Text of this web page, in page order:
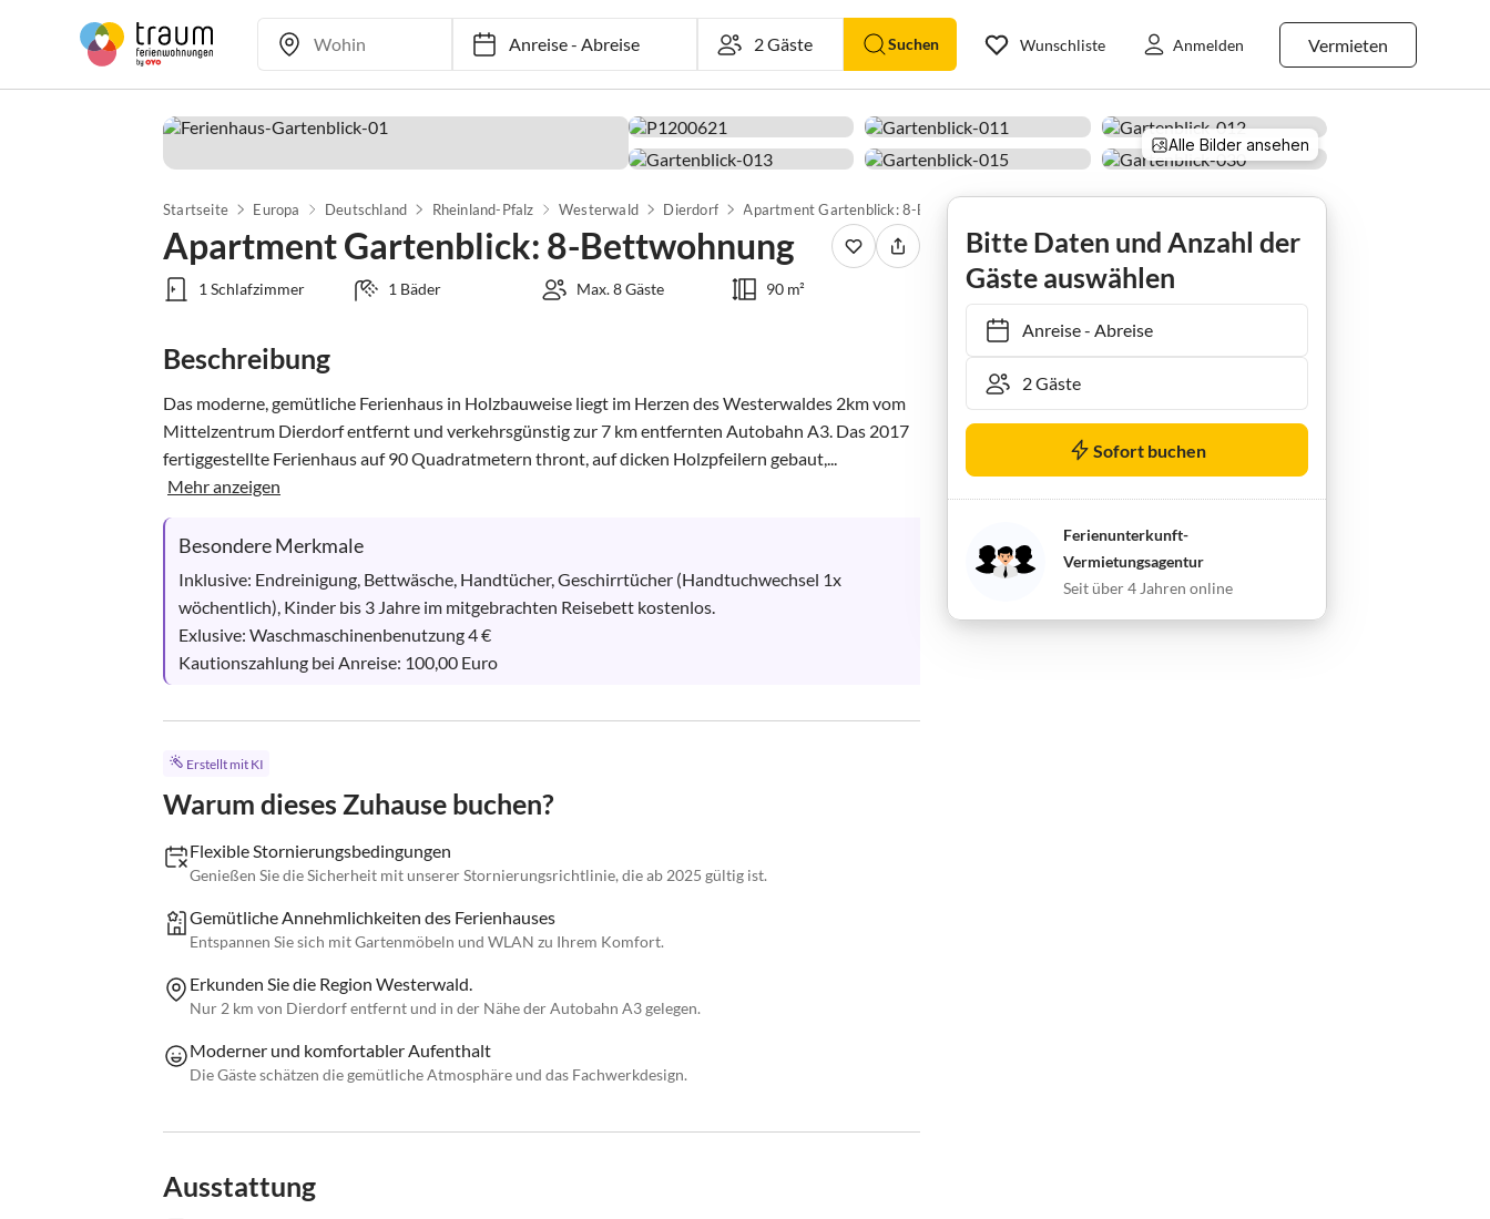
Anreise-Abreise Suchen Vermieten
Wunschliste Anmelden
Alle Bilder ansehen
Startseite Europa Deutschland Rheinland-Pfalz Westerwald Dierdorf Apartment Gartenblick: 8-Bettwohnung
Apartment Gartenblick: 8-Bettwohnung
1 Schlafzimmer 1 Bäder Max. 8 Gäste 90 m²
Beschreibung
Das moderne, gemütliche Ferienhaus in Holzbauweise liegt im Herzen des Westerwaldes 2km vom
Mittelzentrum Dierdorf entfernt und verkehrsgünstig zur 7 km entfernten Autobahn A3. Das 2017
fertiggestellte Ferienhaus auf 90 Quadratmetern thront, auf dicken Holzpfeilern gebaut,...
Mehr anzeigen
Besondere Merkmale
Inklusive: Endreinigung, Bettwäsche, Handtücher, Geschirrtücher (Handtuchwechsel 1x
wöchentlich), Kinder bis 3 Jahre im mitgebrachten Reisebett kostenlos.
Exlusive: Waschmaschinenbenutzung 4 €
Kautionszahlung bei Anreise: 100,00 Euro
Erstellt mit KI
Warum dieses Zuhause buchen?
Flexible Stornierungsbedingungen
Genießen Sie die Sicherheit mit unserer Stornierungsrichtlinie, die ab 2025 gültig ist.
Gemütliche Annehmlichkeiten des Ferienhauses
Entspannen Sie sich mit Gartenmöbeln und WLAN zu Ihrem Komfort.
Erkunden Sie die Region Westerwald.
Nur 2 km von Dierdorf entfernt und in der Nähe der Autobahn A3 gelegen.
Moderner und komfortabler Aufenthalt
Die Gäste schätzen die gemütliche Atmosphäre und das Fachwerkdesign.
Ausstattung
Bitte Daten und Anzahl der
Gäste auswählen
Anreise- Abreise
Sofort buchen
Ferienunterkunft-
Vermietungsagentur
Seit über 4 Jahren online